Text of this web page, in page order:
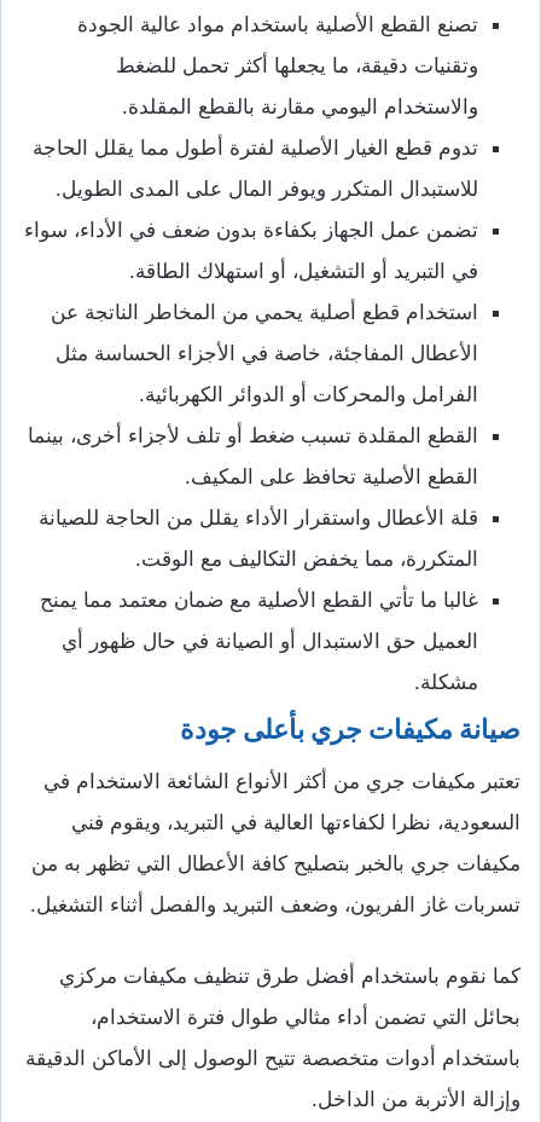
تصنع القطع الأصلية باستخدام مواد عالية الجودة
وتقنيات دقيقة، ما يجعلها أكثر تحمل للضغط
والاستخدام اليومي مقارنة بالقطع المقلدة.
تدوم قطع الغيار الأصلية لفترة أطول مما يقلل الحاجة
للاستبدال المتكرر ويوفر المال على المدى الطويل.
تضمن عمل الجهاز بكفاءة بدون ضعف في الأداء، سواء
في التبريد أو التشغيل، أو استهلاك الطاقة.
استخدام قطع أصلية يحمي من المخاطر الناتجة عن
الأعطال المفاجئة، خاصة في الأجزاء الحساسة مثل
الفرامل والمحركات أو الدوائر الكهربائية.
القطع المقلدة تسبب ضغط أو تلف لأجزاء أخرى، بينما
القطع الأصلية تحافظ على المكيف.
قلة الأعطال واستقرار الأداء يقلل من الحاجة للصيانة
المتكررة، مما يخفض التكاليف مع الوقت.
غالبا ما تأتي القطع الأصلية مع ضمان معتمد مما يمنح
العميل حق الاستبدال أو الصيانة في حال ظهور أي
مشكلة.
صيانة مكيفات جري بأعلى جودة
تعتبر مكيفات جري من أكثر الأنواع الشائعة الاستخدام في
السعودية، نظرا لكفاءتها العالية في التبريد، ويقوم فني
مكيفات جري بالخبر بتصليح كافة الأعطال التي تظهر به من
تسربات غاز الفريون، وضعف التبريد والفصل أثناء التشغيل.
كما نقوم باستخدام أفضل طرق تنظيف مكيفات مركزي
بحائل التي تضمن أداء مثالي طوال فترة الاستخدام،
باستخدام أدوات متخصصة تتيح الوصول إلى الأماكن الدقيقة
وإزالة الأتربة من الداخل.